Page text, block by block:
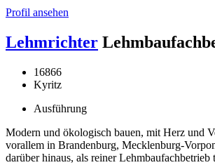
Profil ansehen
Lehmrichter
16866
Kyritz
Ausführung
Modern und ökologisch bauen, mit Herz und
vorallem in Brandenburg, Mecklenburg-
darüber hinaus, als reiner Lehmbaufachbetrieb